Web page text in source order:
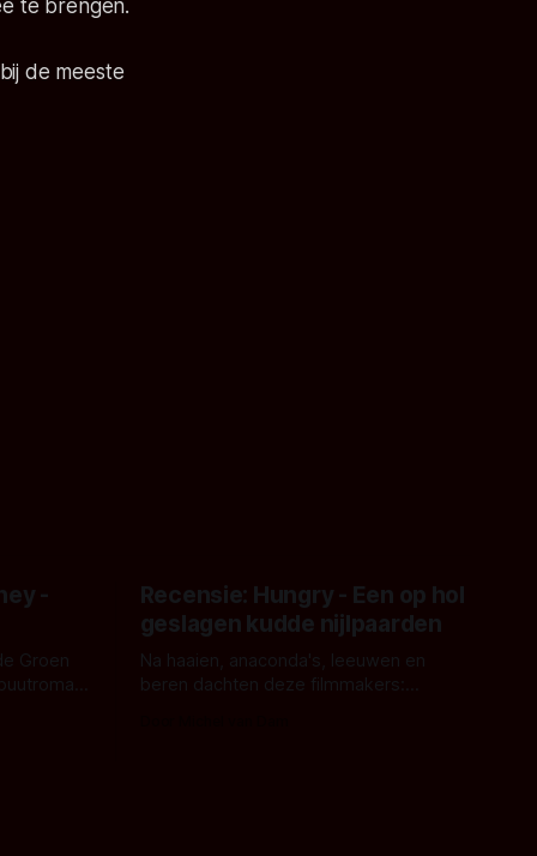
te brengen.
de meeste
-
Groen
Recensie: Hungry - Een op hol
geslagen kudde nijlpaarden
Na haaien, anaconda's, leeuwen en
beren dachten deze filmmakers: